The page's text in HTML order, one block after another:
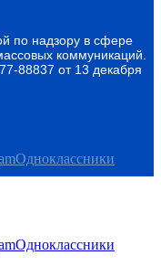
по надзору в сфере
коммуникаций.
88837 от 13 декабря
Одноклассники
Одноклассники